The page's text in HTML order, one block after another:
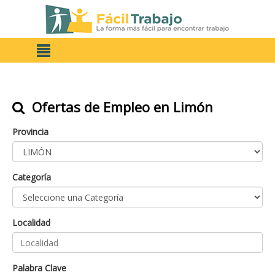
Ofertas de Empleo en Limón
Provincia
Categoría
Localidad
Palabra Clave